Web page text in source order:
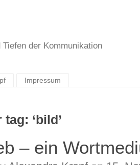
Tiefen der Kommunikation
Impressum
‘bild’
– ein